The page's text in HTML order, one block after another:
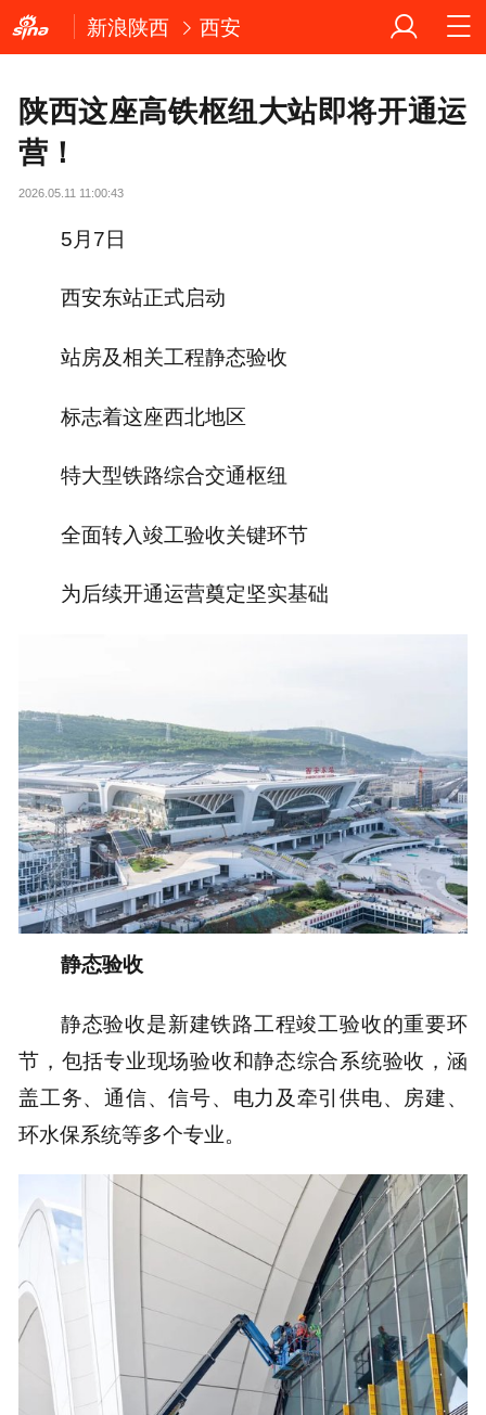
新浪陕西 西安
陕西这座高铁枢纽大站即将开通运
营！
2026.05.11 11:00:43
5月7日
西安东站正式启动
站房及相关工程静态验收
标志着这座西北地区
特大型铁路综合交通枢纽
全面转入竣工验收关键环节
为后续开通运营奠定坚实基础
静态验收
静态验收是新建铁路工程竣工验收的重要环
节，包括专业现场验收和静态综合系统验收，涵
盖工务、通信、信号、电力及牵引供电、房建、
环水保系统等多个专业。